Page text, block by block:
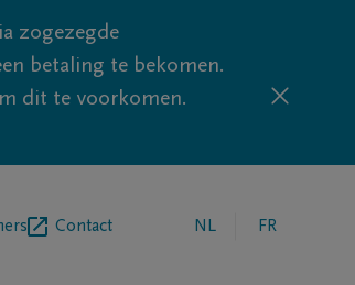
zogezegde
betaling te bekomen.
dit te voorkomen.
Contact NL FR